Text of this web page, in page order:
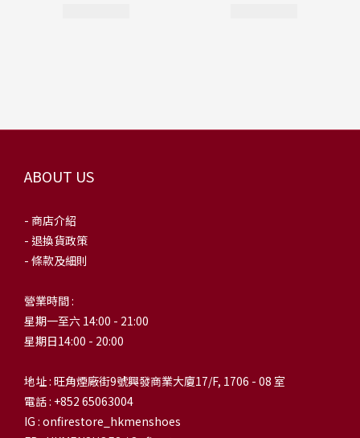
ABOUT US
- 商店介紹
- 退換貨政策
- 條款及細則
營業時間 :
星期一至六 14:00 - 21:00
星期日14:00 - 20:00
地址 : 旺角煙廠街9號興發商業大廈17/F, 1706 - 08 室
電話 : +852 65063004
IG : onfirestore_hkmenshoes